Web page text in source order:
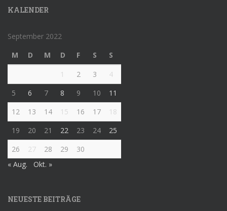
KALENDER
September 2022
M
D M D F S
S
1
2 3
4
5
6 7 8 9 10
11
12
13 14 15 16 17
18
19
20 21 22 23 24
25
26
27 28 29
30
« Aug.
Okt. »
NEUESTE BEITRÄGE